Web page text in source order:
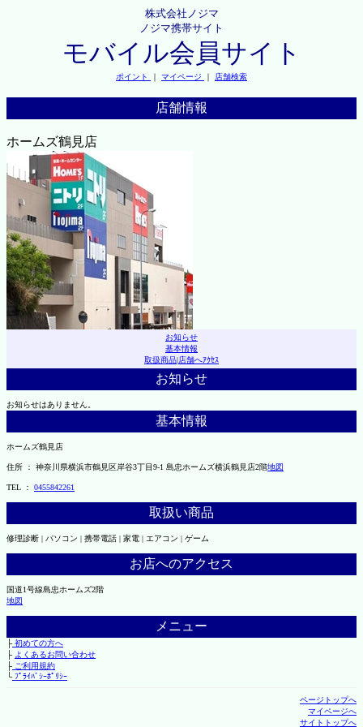
株式会社ノジマ
ノジマ携帯サイト
モバイル会員サイト
ポイント ｜ マイページ ｜ 店舗検索
店舗情報
ホームズ鶴見店
お知らせ
基本情報
取扱商品|店舗へｱｸｾｽ
お知らせ
お知らせはありません。
基本情報
ホームズ鶴見店
住所 ： 神奈川県横浜市鶴見区岸谷3丁目9-1 島忠ホームズ横浜鶴見店2階地図
TEL ： 0455842261
取扱い商品
修理診断 | パソコン | 携帯電話 | 家電 | エアコン | ゲーム
お店へのアクセス
国道1号線島忠ホームズ2階
地図
メニュー
├初めての方へ
├ よくあるお問い合わせ
├ご利用規約
└ﾌﾟﾗｲﾊﾞｼｰﾎﾟﾘｼｰ
ページトップへ
マイページへ
サイトトップへ